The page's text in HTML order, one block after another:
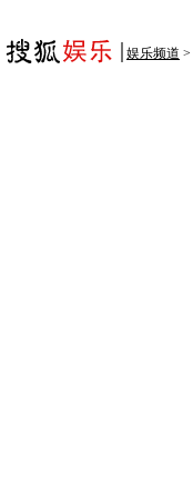
娱乐频道 >